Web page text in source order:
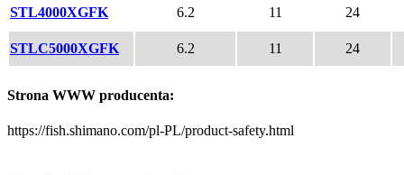
STL4000XGFK 6.2 11 24
STLC5000XGFK 6.2 11 24
Strona WWW producenta:
https://fish.shimano.com/pl-PL/product-safety.html